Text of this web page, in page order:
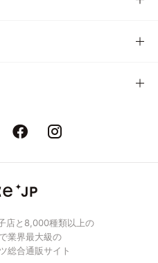
店と8,000種類以上の
業界最大級の
総合通販サイト